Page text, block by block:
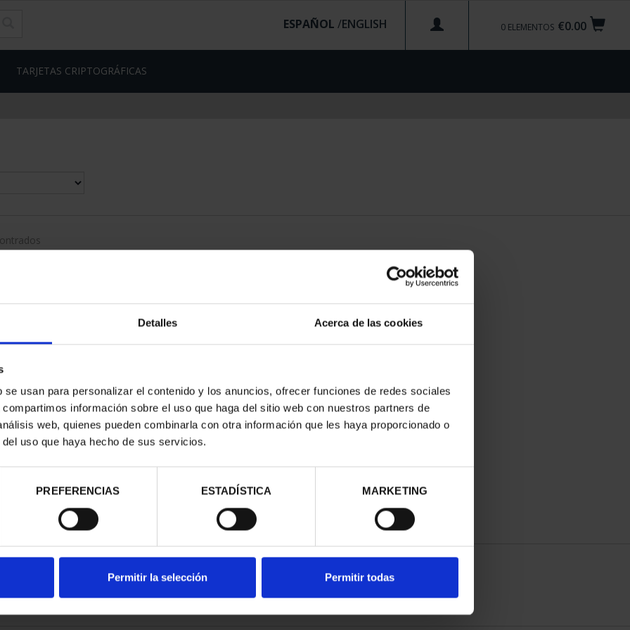
Detalles Acerca de las cookies
usan para personalizar el contenido y los anuncios, ofrecer funciones de redes sociales
información sobre el uso que haga del sitio web con nuestros partners de
web, quienes pueden combinarla con otra información que les haya proporcionado o
uso que haya hecho de sus servicios.
PREFERENCIAS ESTADÍSTICA MARKETING
Permitir la selección Permitir todas
€0.00
0 ELEMENTOS
ESPAÑOL /
TARJETAS CRIPTOGRÁFICAS
PROVINCIA